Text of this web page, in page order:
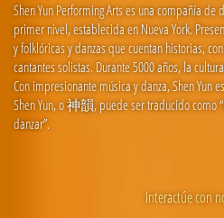
Shen Yun Performing Arts es una compañía de
primer nivel, establecida en Nueva York.
y folklóricas y danzas que cuentan historias,
cantantes solistas. Durante 5000 años, la
Con impresionante música y danza, Shen Yun
Shen Yun, o 神韻, puede ser traducido como
danzar”.
Interactúe con